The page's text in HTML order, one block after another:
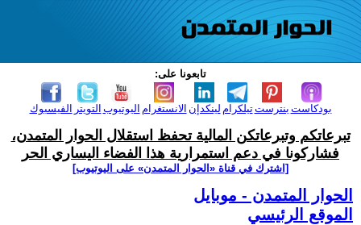
تابعونا على:
الفيسبوك التويتر اليوتيوب الانستغرام لينكدإن تيلكرامبنترست بودكاست
تبرعاتكم وتبرعاتكن المالية تحفظ استقلال الحوار المتمدن،
فشاركونا في دعم استمرارية هذا الفضاء اليساري الحر
[اشترك في قناة ‫«الحوار المتمدن» على اليوتيوب]
الحوار المتمدن - موبايل
الموقع الرئيسي